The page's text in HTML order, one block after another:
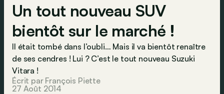
Un tout nouveau SUV
bientôt sur le marché !
Il était tombé dans l’oubli… Mais il va bientôt renaître
de ses cendres ! Lui ? C’est le tout nouveau Suzuki
Vitara !
Écrit par François Piette
27 Août 2014